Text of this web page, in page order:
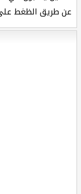
عن طريق الظغط على